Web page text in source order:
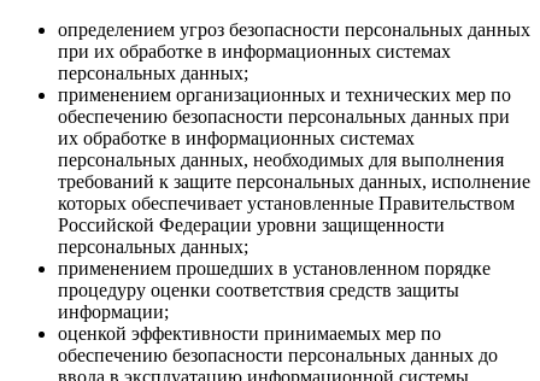
определением угроз безопасности персональных данных
при их обработке в информационных системах
персональных данных;
применением организационных и технических мер по
обеспечению безопасности персональных данных при
их обработке в информационных системах
персональных данных, необходимых для выполнения
требований к защите персональных данных, исполнение
которых обеспечивает установленные Правительством
Российской Федерации уровни защищенности
персональных данных;
применением прошедших в установленном порядке
процедуру оценки соответствия средств защиты
информации;
оценкой эффективности принимаемых мер по
обеспечению безопасности персональных данных до
ввода в эксплуатацию информационной системы